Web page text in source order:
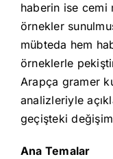
haberin ise
örnekler
mübteda hem
örneklerle
Arapça gramer
analizleriyle
geçişteki
Ana Temalar